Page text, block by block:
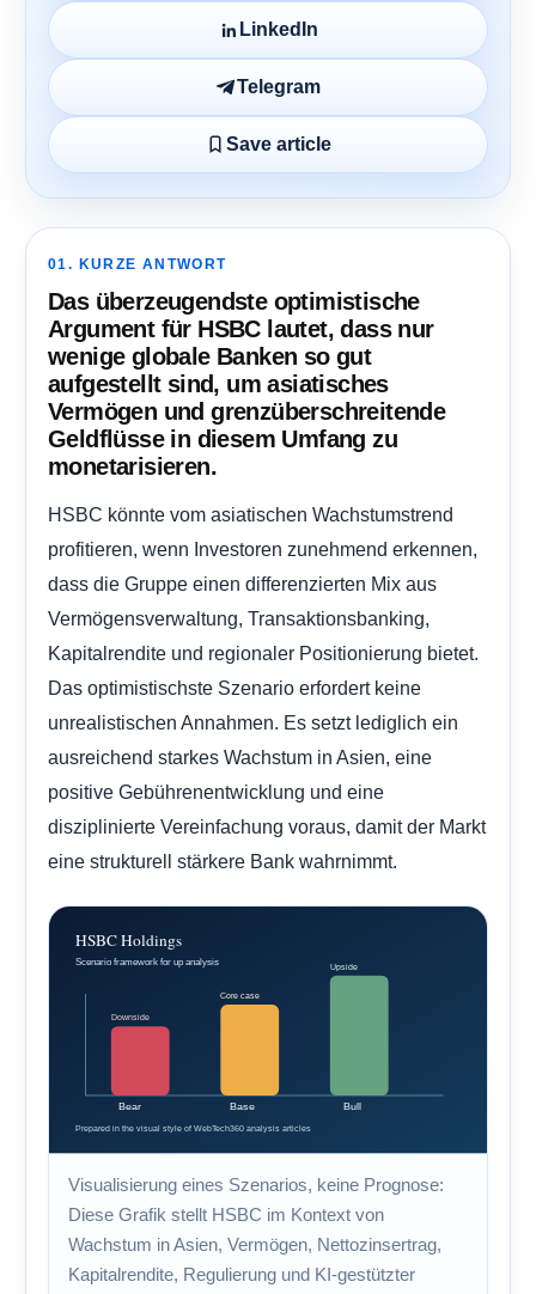
LinkedIn
Telegram
Save article
01. KURZE ANTWORT
Das überzeugendste optimistische
Argument für HSBC lautet, dass nur
wenige globale Banken so gut
aufgestellt sind, um asiatisches
Vermögen und grenzüberschreitende
Geldflüsse in diesem Umfang zu
monetarisieren.
HSBC könnte vom asiatischen Wachstumstrend
profitieren, wenn Investoren zunehmend erkennen,
dass die Gruppe einen differenzierten Mix aus
Vermögensverwaltung, Transaktionsbanking,
Kapitalrendite und regionaler Positionierung bietet.
Das optimistischste Szenario erfordert keine
unrealistischen Annahmen. Es setzt lediglich ein
ausreichend starkes Wachstum in Asien, eine
positive Gebührenentwicklung und eine
disziplinierte Vereinfachung voraus, damit der Markt
eine strukturell stärkere Bank wahrnimmt.
Visualisierung eines Szenarios, keine Prognose:
Diese Grafik stellt HSBC im Kontext von
Wachstum in Asien, Vermögen, Nettozinsertrag,
Kapitalrendite, Regulierung und KI-gestützter